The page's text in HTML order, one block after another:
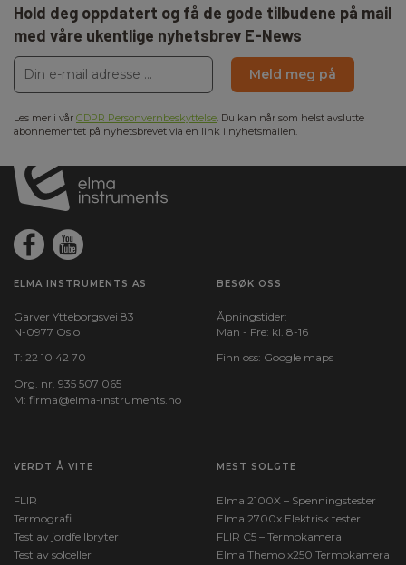
Hold deg oppdatert og få de gode tilbudene på mail
med våre ukentlige nyhetsbrev E-News
Meld meg på
Les mer i vår GDPR Personvernbeskyttelse. Du kan når som helst avslutte
abonnementet på nyhetsbrevet via en link i nyhetsmailen.
ELMA INSTRUMENTS AS
Garver Ytteborgsvei 83
N-0977 Oslo
T: 22 10 42 70
Org. nr. 935 507 065
M: firma@elma-instruments.no​
BESØK OSS
Åpningstider:
Man - Fre: kl. 8-16
Finn oss: Google maps
VERDT Å VITE
FLIR
Termografi
Test av jordfeilbryter
Test av solceller
MEST SOLGTE
Elma 2100X – Spenningstester
Elma 2700x Elektrisk tester
FLIR C5 – Termokamera
Elma Themo x250 Termokamera